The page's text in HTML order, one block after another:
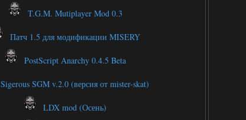
T.G.M. Mutiplayer Mod 0.3
Патч 1.5 для модификации MISERY
PostScript Anarchy 0.4.5 Beta
Sigerous SGM v.2.0 (версия от mister-skat)
LDX mod (Осень)